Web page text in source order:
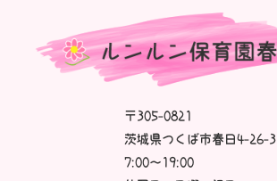
〒305-0821
茨城県つくば市春日4-26-3
7:00～19:00